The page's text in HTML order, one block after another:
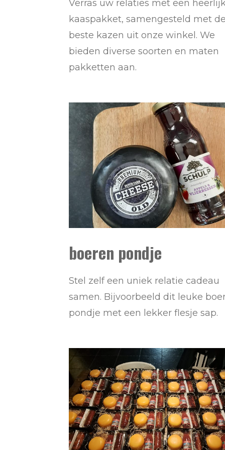
Verras uw relaties met een
kaaspakket, samengesteld met
beste kazen uit onze winkel. We
bieden diverse soorten en maten
pakketten aan.
boeren pondje
Stel zelf een uniek relatie cadeau
samen. Bijvoorbeeld dit leuke
pondje met een lekker flesje sap.